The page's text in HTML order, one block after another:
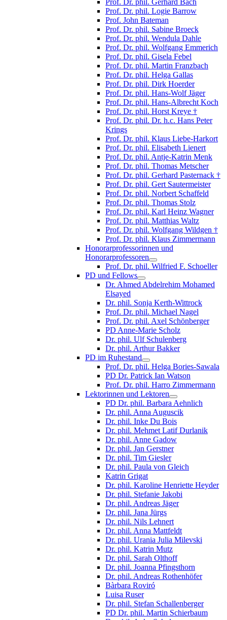
Prof. Dr. phil. Logie Barrow
Prof. John Bateman
Prof. Dr. phil. Sabine Broeck
Prof. Dr. phil. Wendula Dahle
Prof. Dr. phil. Wolfgang Emmerich
Prof. Dr. phil. Gisela Febel
Prof. Dr. phil. Martin Franzbach
Prof. Dr. phil. Helga Gallas
Prof. Dr. phil. Dirk Hoerder
Prof. Dr. phil. Hans-Wolf Jäger
Prof. Dr. phil. Hans-Albrecht Koch
Prof. Dr. phil. Horst Kreye †
Prof. Dr. phil. Dr. h.c. Hans Peter
Krings
Prof. Dr. phil. Klaus Liebe-Harkort
Prof. Dr. phil. Elisabeth Lienert
Prof. Dr. phil. Antje-Katrin Menk
Prof. Dr. phil. Thomas Metscher
Prof. Dr. phil. Gerhard Pasternack †
Prof. Dr. phil. Gert Sautermeister
Prof. Dr. phil. Norbert Schaffeld
Prof. Dr. phil. Thomas Stolz
Prof. Dr. phil. Karl Heinz Wagner
Prof. Dr. phil. Matthias Waltz
Prof. Dr. phil. Wolfgang Wildgen †
Prof. Dr. phil. Klaus Zimmermann
Honorarprofessorinnen und
Honorarprofessoren
Prof. Dr. phil. Wilfried F. Schoeller
PD und Fellows
Dr. Ahmed Abdelrehim Mohamed
Elsayed
Dr. phil. Sonja Kerth-Wittrock
Prof. Dr. phil. Michael Nagel
Prof. Dr. phil. Axel Schönberger
PD Anne-Marie Scholz
Dr. phil. Ulf Schulenberg
Dr. phil. Arthur Bakker
PD im Ruhestand
Prof. Dr. phil. Helga Bories-Sawala
PD Dr. Patrick Ian Watson
Prof. Dr. phil. Harro Zimmermann
Lektorinnen und Lektoren
PD Dr. phil. Barbara Aehnlich
Dr. phil. Anna Auguscik
Dr. phil. Inke Du Bois
Dr. phil. Mehmet Latif Durlanik
Dr. phil. Anne Gadow
Dr. phil. Jan Gerstner
Dr. phil. Tim Giesler
Dr. phil. Paula von Gleich
Katrin Grigat
Dr. phil. Karoline Henriette Heyder
Dr. phil. Stefanie Jakobi
Dr. phil. Andreas Jäger
Dr. phil. Jana Jürgs
Dr. phil. Nils Lehnert
Dr. phil. Anna Mattfeldt
Dr. phil. Urania Julia Milevski
Dr. phil. Katrin Mutz
Dr. phil. Sarah Olthoff
Dr. phil. Joanna Pfingsthorn
Dr. phil. Andreas Rothenhöfer
Bàrbara Roviró
Luisa Ruser
Dr. phil. Stefan Schallenberger
PD Dr. phil. Martin Schierbaum